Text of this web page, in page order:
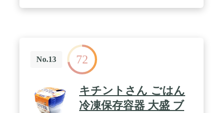
No.13 72
キチントさん ごはん
冷凍保存容器 大盛 ブ